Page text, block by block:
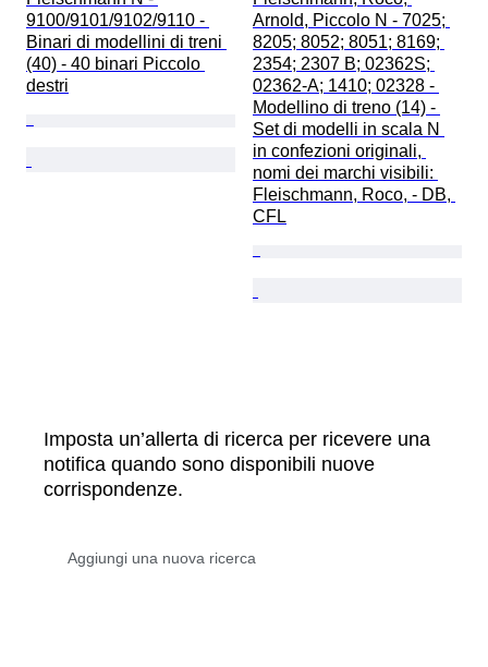
9100/9101/9102/9110 -
Binari di modellini di treni
(40) - 40 binari Piccolo
destri
Arnold, Piccolo N - 7025;
8205; 8052; 8051; 8169;
2354; 2307 B; 02362S;
02362-A; 1410; 02328 -
Modellino di treno (14) -
Set di modelli in scala N
in confezioni originali,
nomi dei marchi visibili:
Fleischmann, Roco, - DB,
CFL
Imposta un’allerta di ricerca per ricevere una
notifica quando sono disponibili nuove
corrispondenze.